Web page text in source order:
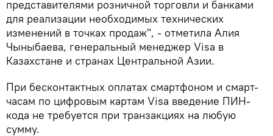
представителями розничной торговли и банками
для реализации необходимых технических
изменений в точках продаж", - отметила Алия
Чыныбаева, генеральный менеджер Visa в
Казахстане и странах Центральной Азии.
При бесконтактных оплатах смартфоном и смарт-
часам по цифровым картам Visa введение ПИН-
кода не требуется при транзакциях на любую
сумму.